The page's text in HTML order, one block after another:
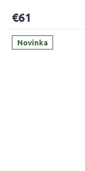
€61
Novinka